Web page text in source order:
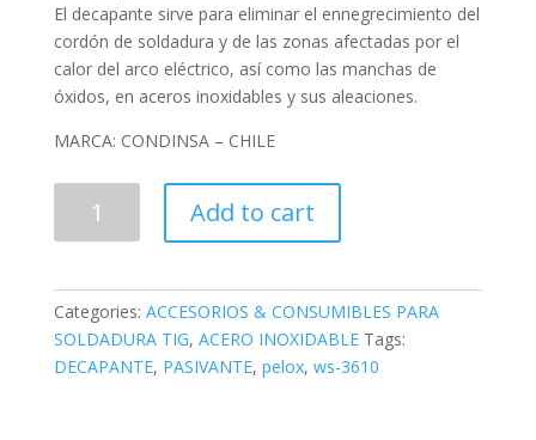
El decapante sirve para eliminar el ennegrecimiento del
cordón de soldadura y de las zonas afectadas por el
calor del arco eléctrico, así como las manchas de
óxidos, en aceros inoxidables y sus aleaciones.
MARCA: CONDINSA – CHILE
PASIVANTE
INOXIDABLE
-
GELINOX
Add to cart
Categories: ACCESORIOS & CONSUMIBLES PARA
SOLDADURA TIG, ACERO INOXIDABLE Tags:
DECAPANTE, PASIVANTE, pelox, ws-3610